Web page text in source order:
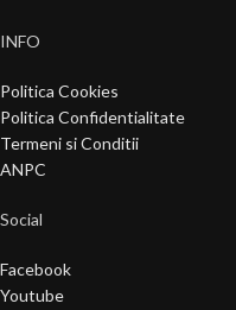
INFO
Politica Cookies
Politica Confidentialitate
Termeni si Conditii
ANPC
Social
Facebook
Youtube